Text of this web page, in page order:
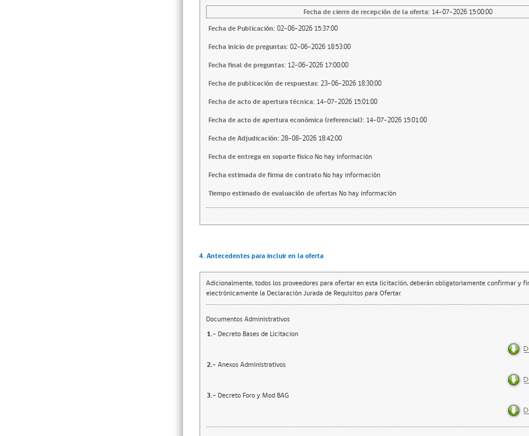
Fecha de cierre de recepción de la oferta: 14-07-2026 15:00:00
Fecha de Publicación: 02-06-2026 15:37:00
Fecha inicio de preguntas: 02-06-2026 18:53:00
Fecha final de preguntas: 12-06-2026 17:00:00
Fecha de publicación de respuestas: 23-06-2026 18:30:00
Fecha de acto de apertura técnica: 14-07-2026 15:01:00
Fecha de acto de apertura económica (referencial): 14-07-2026 15:01:00
Fecha de Adjudicación: 28-08-2026 18:42:00
Fecha de entrega en soporte fisicoNo hay información
Fecha estimada de firma de contratoNo hay información
Tiempo estimado de evaluación de ofertasNo hay información
4. Antecedentes para incluir en la oferta
Adicionalmente, todos los proveedores para ofertar en esta licitación, deberán obligatoriamente confirmar y
electrónicamente la Declaración Jurada de Requisitos para Ofertar.
Documentos Administrativos
1.- Decreto Bases de Licitacion
2.- Anexos Administrativos
3.- Decreto Foro y Mod BAG